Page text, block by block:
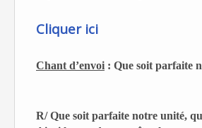
Cliquer ici
Chant d’envoi : Que soit parfaite
R/ Que soit parfaite notre unité,